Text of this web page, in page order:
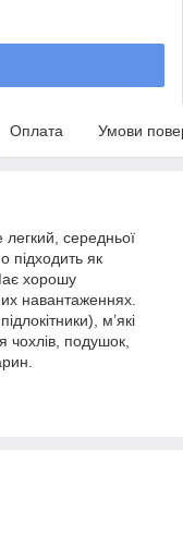
Оплата Умови
середньої
підходить як
хорошу
навантаженнях.
м’які
чохлів, подушок,